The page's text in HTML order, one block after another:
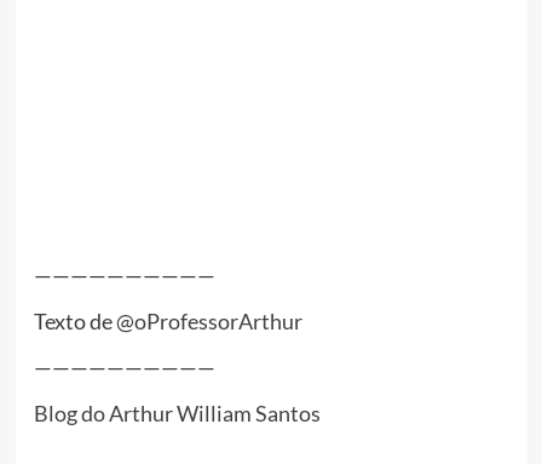
——————————
Texto de@oProfessorArthur
——————————
Blog do Arthur William Santos